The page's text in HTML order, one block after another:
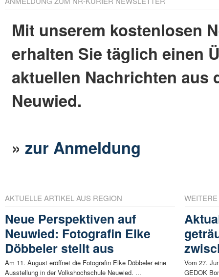
Mit unserem kostenlosen
erhalten Sie täglich einen
aktuellen Nachrichten aus
Neuwied.
»zur Anmeldung
AKTUELLE ARTIKEL AUS REGION
Neue Perspektiven auf
Neuwied: Fotografin Elke
Döbbeler stellt aus
Am 11. August eröffnet die Fotografin Elke Döbbeler eine
Ausstellung in der Volkshochschule Neuwied. ...
Vom 27.
GEDOK